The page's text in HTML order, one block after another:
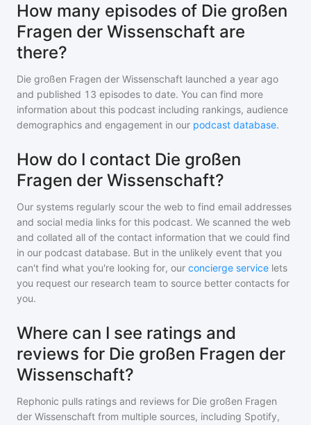
How many episodes of Die großen
Fragen der Wissenschaft are
there?
Die großen Fragen der Wissenschaft launched a year ago
and published 13 episodes to date. You can find more
information about this podcast including rankings, audience
demographics and engagement in our podcast database.
How do I contact Die großen
Fragen der Wissenschaft?
Our systems regularly scour the web to find email addresses
and social media links for this podcast. We scanned the web
and collated all of the contact information that we could find
in our podcast database. But in the unlikely event that you
can't find what you're looking for, our concierge service lets
you request our research team to source better contacts for
you.
Where can I see ratings and
reviews for Die großen Fragen der
Wissenschaft?
Rephonic pulls ratings and reviews for Die großen Fragen
der Wissenschaft from multiple sources, including Spotify,